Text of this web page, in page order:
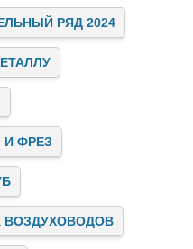
РЯД 2024
И ФРЕЗ
ВОЗДУХОВОДОВ